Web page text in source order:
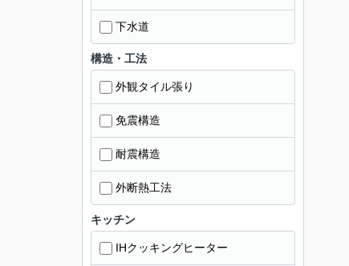
下水道
構造・工法
外観タイル張り
免震構造
耐震構造
外断熱工法
キッチン
IHクッキングヒーター